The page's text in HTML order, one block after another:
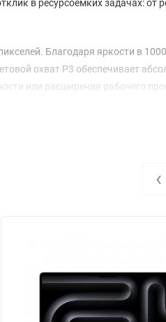
в ресурсоёмких задачах: от
Благодаря яркости в
охват P3 обеспечивает
или расширения рабочего
весь день». Аккумулятор
‹